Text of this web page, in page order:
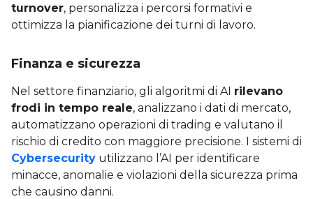
turnover, personalizza i percorsi formativi e
ottimizza la pianificazione dei turni di lavoro.
Finanza e sicurezza
Nel settore finanziario, gli algoritmi di AI rilevano
frodi in tempo reale, analizzano i dati di mercato,
automatizzano operazioni di trading e valutano il
rischio di credito con maggiore precisione. I sistemi di
Cybersecurity utilizzano l’AI per identificare
minacce, anomalie e violazioni della sicurezza prima
che causino danni.